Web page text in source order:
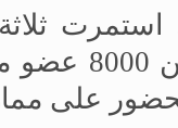
استمرت
على